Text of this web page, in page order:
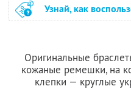
Узнай, как
Оригинальные
кожаные ремешки, на
клепки — круглые